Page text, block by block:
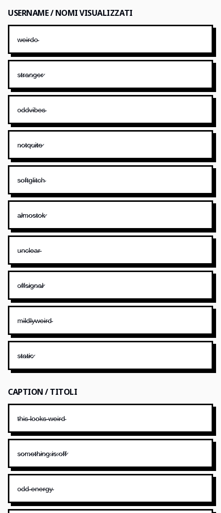
USERNAME / NOMI VISUALIZZATI
w̴e̴i̴r̴d̴o̴
s̷t̷r̷a̷n̷g̷e̷r̷
o̴d̴d̴v̴i̴b̴e̴s̴
n̷o̷t̷q̷u̷i̷t̷e̷
s̴o̴f̴t̴g̴l̴i̴t̴c̴h̴
a̷l̷m̷o̷s̷t̷o̷k̷
u̴n̴c̴l̴e̴a̴r̴
o̷f̷f̷s̷i̷g̷n̷a̷l̷
m̴i̴l̴d̴l̴y̴w̴e̴i̴r̴d̴
s̷t̷a̷t̷i̷c̷
CAPTION / TITOLI
t̴h̴i̴s̴ ̴l̴o̴o̴k̴s̴ ̴w̴e̴i̴r̴d̴
s̷o̷m̷e̷t̷h̷i̷n̷g̷ ̷i̷s̷ ̷o̷f̷f̷
o̴d̴d̴ ̴e̴n̴e̴r̴g̴y̴